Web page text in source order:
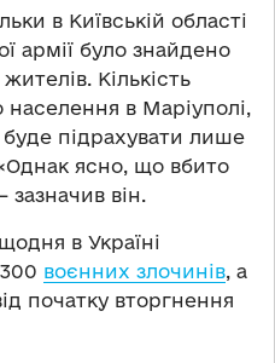
в Київській області
армії було знайдено
Кількість
в Маріуполі,
підрахувати лише
«Однак ясно, що вбито
він.
в Україні
воєнних злочинів , а
початку вторгнення